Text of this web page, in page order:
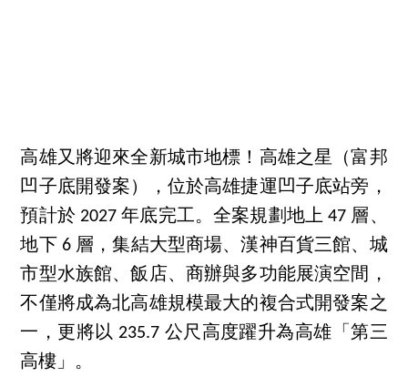
高雄又將迎來全新城市地標！高雄之星（富邦
凹子底開發案），位於高雄捷運凹子底站旁，
預計於 2027 年底完工。全案規劃地上 47 層、
地下 6 層，集結大型商場、漢神百貨三館、城
市型水族館、飯店、商辦與多功能展演空間，
不僅將成為北高雄規模最大的複合式開發案之
一，更將以 235.7 公尺高度躍升為高雄「第三
高樓」。